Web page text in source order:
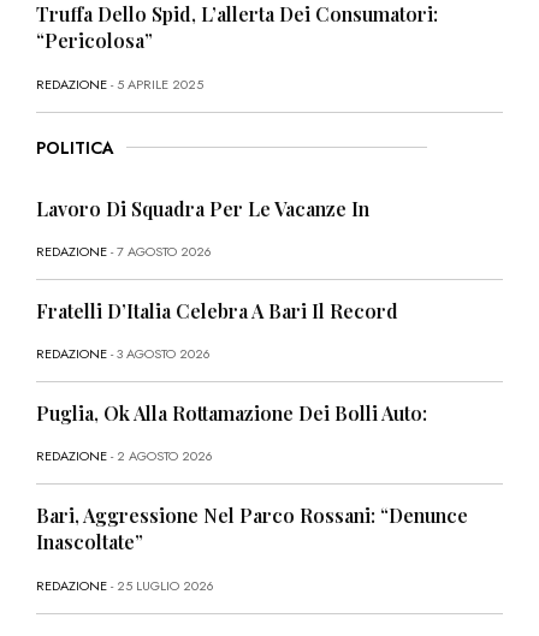
Truffa Dello Spid, L’allerta Dei Consumatori:
“Pericolosa”
REDAZIONE- 5 APRILE 2025
POLITICA
Lavoro Di Squadra Per Le Vacanze In
REDAZIONE- 7 AGOSTO 2026
Fratelli D’Italia Celebra A Bari Il Record
REDAZIONE- 3 AGOSTO 2026
Puglia, Ok Alla Rottamazione Dei Bolli Auto:
REDAZIONE- 2 AGOSTO 2026
Bari, Aggressione Nel Parco Rossani: “Denunce
Inascoltate”
REDAZIONE- 25 LUGLIO 2026